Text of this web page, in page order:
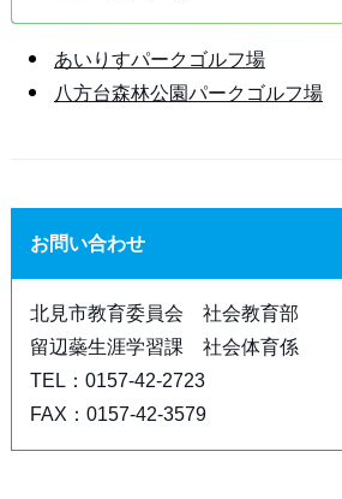
あいりすパークゴルフ場
八方台森林公園パークゴルフ場
お問い合わせ
北見市教育委員会 社会教育部
留辺蘂生涯学習課 社会体育係
TEL：0157-42-2723
FAX：0157-42-3579